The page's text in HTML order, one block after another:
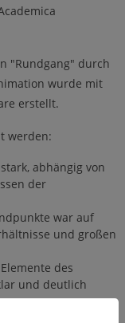
"Rundgang" durch
wurde mit
erstellt.
werden:
abhängig von
der
war auf
und großen
des
und deutlich